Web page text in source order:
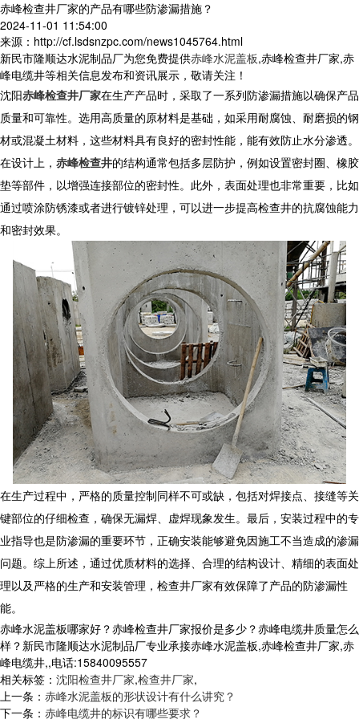
赤峰检查井厂家的产品有哪些防渗漏措施？
2024-11-01 11:54:00
来源：http://cf.lsdsnzpc.com/news1045764.html
新民市隆顺达水泥制品厂为您免费提供赤峰水泥盖板,赤峰检查井厂家,赤
峰电缆井等相关信息发布和资讯展示，敬请关注！
沈阳赤峰检查井厂家在生产产品时，采取了一系列防渗漏措施以确保产品
质量和可靠性。选用高质量的原材料是基础，如采用耐腐蚀、耐磨损的钢
材或混凝土材料，这些材料具有良好的密封性能，能有效防止水分渗透。
在设计上， 赤峰检查井的结构通常包括多层防护，例如设置密封圈、橡胶
垫等部件，以增强连接部位的密封性。此外，表面处理也非常重要，比如
通过喷涂防锈漆或者进行镀锌处理，可以进一步提高检查井的抗腐蚀能力
和密封效果。
在生产过程中，严格的质量控制同样不可或缺，包括对焊接点、接缝等关
键部位的仔细检查，确保无漏焊、虚焊现象发生。最后，安装过程中的专
业指导也是防渗漏的重要环节，正确安装能够避免因施工不当造成的渗漏
问题。综上所述，通过优质材料的选择、合理的结构设计、精细的表面处
理以及严格的生产和安装管理，检查井厂家有效保障了产品的防渗漏性
能。
赤峰水泥盖板哪家好？赤峰检查井厂家报价是多少？赤峰电缆井质量怎么
样？新民市隆顺达水泥制品厂专业承接赤峰水泥盖板,赤峰检查井厂家,赤
峰电缆井,,电话:15840095557
相关标签： 沈阳检查井厂家,检查井厂家,
上一条： 赤峰水泥盖板的形状设计有什么讲究？
下一条： 赤峰电缆井的标识有哪些要求？